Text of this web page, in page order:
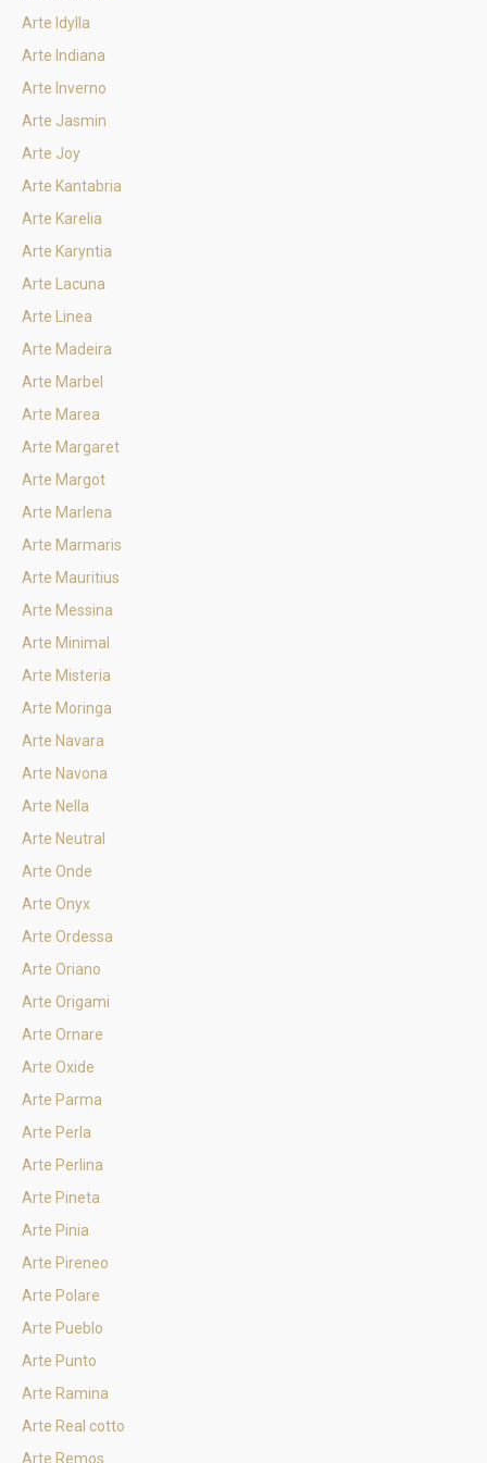
Arte Idylla
Arte Indiana
Arte Inverno
Arte Jasmin
Arte Joy
Arte Kantabria
Arte Karelia
Arte Karyntia
Arte Lacuna
Arte Linea
Arte Madeira
Arte Marbel
Arte Marea
Arte Margaret
Arte Margot
Arte Marlena
Arte Marmaris
Arte Mauritius
Arte Messina
Arte Minimal
Arte Misteria
Arte Moringa
Arte Navara
Arte Navona
Arte Nella
Arte Neutral
Arte Onde
Arte Onyx
Arte Ordessa
Arte Oriano
Arte Origami
Arte Ornare
Arte Oxide
Arte Parma
Arte Perla
Arte Perlina
Arte Pineta
Arte Pinia
Arte Pireneo
Arte Polare
Arte Pueblo
Arte Punto
Arte Ramina
Arte Real cotto
Arte Remos